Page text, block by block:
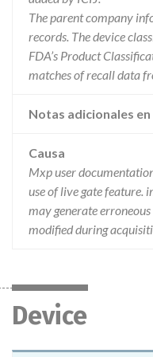
The parent company
records. The device
FDA’s Product
matches of recall data
Notas adicionales
Causa
Mxp user
use of live gate feature.
may generate
modified during
Device